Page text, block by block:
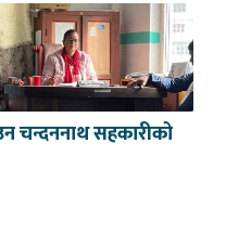
चन्दननाथ सहकारीको